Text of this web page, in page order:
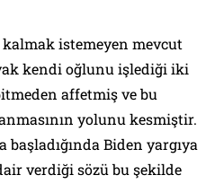
istemeyen mevcut
kendi oğlunu işlediği iki
affetmiş ve bu
yolunu kesmiştir.
Biden yargıya
verdiği sözü bu şekilde